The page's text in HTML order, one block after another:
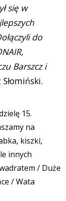
się w
do
Barszcz i
15.
na
kiszki,
innych
/ Duże
/ Wata